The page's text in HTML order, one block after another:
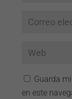
Guarda
en este